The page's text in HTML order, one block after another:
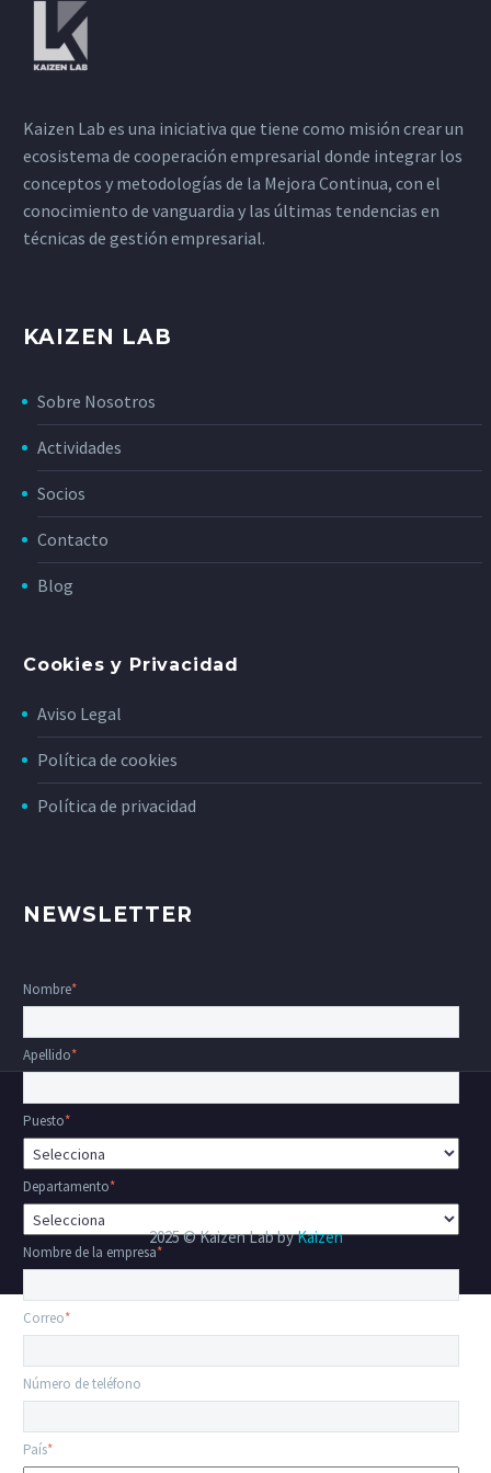
Kaizen Lab es una iniciativa que tiene como misión crear un
ecosistema de cooperación empresarial donde integrar los
conceptos y metodologías de la Mejora Continua, con el
conocimiento de vanguardia y las últimas tendencias en
técnicas de gestión empresarial.
KAIZEN LAB
Sobre Nosotros
Actividades
Socios
Contacto
Blog
Cookies y Privacidad
Aviso Legal
Política de cookies
Política de privacidad
NEWSLETTER
Nombre*
Apellido*
Puesto*
Departamento*
Nombre de la empresa*
Correo*
Número de teléfono
País*
2025 © Kaizen Lab byKaizen